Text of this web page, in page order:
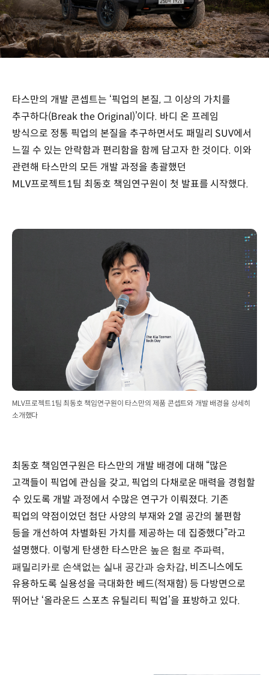
타스만의 개발 콘셉트는 ‘픽업의 본질, 그 이상의 가치를
추구하다(Break the Original)’이다. 바디 온 프레임
방식으로 정통 픽업의 본질을 추구하면서도 패밀리 SUV에서
느낄 수 있는 안락함과 편리함을 함께 담고자 한 것이다. 이와
관련해 타스만의 모든 개발 과정을 총괄했던
MLV프로젝트1팀 최동호 책임연구원이 첫 발표를 시작했다.
MLV프로젝트1팀 최동호 책임연구원이 타스만의 제품 콘셉트와 개발 배경을 상세히
소개했다
최동호 책임연구원은 타스만의 개발 배경에 대해 “많은
고객들이 픽업에 관심을 갖고, 픽업의 다채로운 매력을 경험할
수 있도록 개발 과정에서 수많은 연구가 이뤄졌다. 기존
픽업의 약점이었던 첨단 사양의 부재와 2열 공간의 불편함
등을 개선하여 차별화된 가치를 제공하는 데 집중했다”라고
설명했다. 이렇게 탄생한 타스만은 높은 험로 주파력,
패밀리카로 손색없는 실내 공간과 승차감, 비즈니스에도
유용하도록 실용성을 극대화한 베드(적재함) 등 다방면으로
뛰어난 ‘올라운드 스포츠 유틸리티 픽업’을 표방하고 있다.